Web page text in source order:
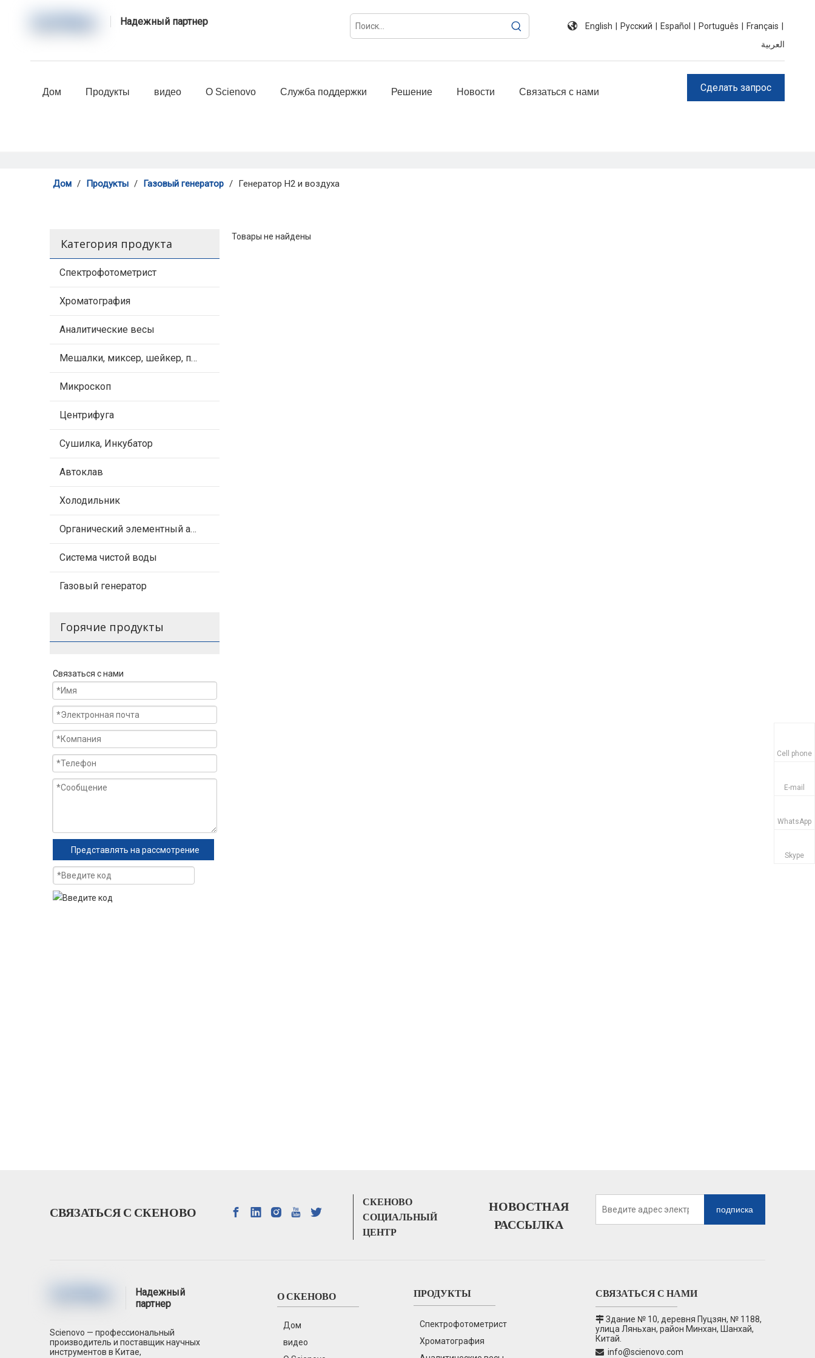
Надежный партнер English Pусский Español Português Français
العربية
Дом Продукты видео О Scienovo Служба поддержки Решение Новости Связаться с нами Сделать запрос
Дом / Продукты / Газовый генератор / Генератор H2 и воздуха
Категория продукта
Спектрофотометрист
Хроматография
Аналитические весы
Мешалки, миксер, шейкер, пипетки
Микроскоп
Центрифуга
Сушилка, Инкубатор
Автоклав
Холодильник
Органический элементный анализ
Система чистой воды
Газовый генератор
Горячие продукты
Связаться с нами
Представлять на рассмотрение
Товары не найдены
СВЯЗАТЬСЯ С СКЕНОВО
СКЕНОВО
СОЦИАЛЬНЫЙ
ЦЕНТР
НОВОСТНАЯ
РАССЫЛКА
подписка
Надежный
партнер
Scienovo — профессиональный
производитель и поставщик научных
инструментов в Китае,
Cell phone
E-mail
WhatsApp
Skype
О СКЕНОВО
Дом
видео
ПРОДУКТЫ
Спектрофотометрист
Хроматография
СВЯЗАТЬСЯ С НАМИ
Здание № 10, деревня Пуцзян, № 1188,
улица Ляньхан, район Минхан, Шанхай,
Китай.
info@scienovo.com